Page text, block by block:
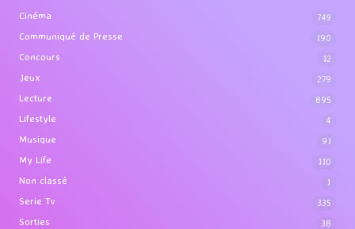
Cinéma 749
Communiqué de Presse 190
Concours 12
Jeux 279
Lecture 895
Lifestyle 4
Musique 91
My Life 110
Non classé 1
Serie Tv 335
Sorties 38